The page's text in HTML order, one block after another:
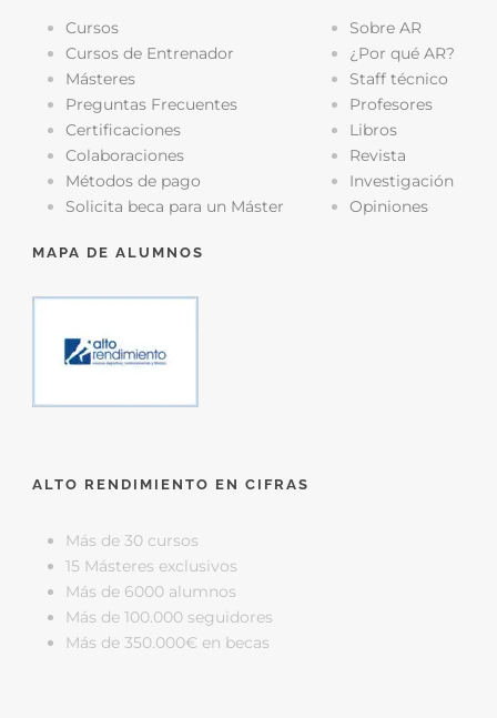
Cursos
Cursos de Entrenador
Másteres
Preguntas Frecuentes
Certificaciones
Colaboraciones
Métodos de pago
Solicita beca para un Máster
Sobre AR
¿Por qué AR?
Staff técnico
Profesores
Libros
Revista
Investigación
Opiniones
MAPA DE ALUMNOS
ALTO RENDIMIENTO EN CIFRAS
Más de 30 cursos
15 Másteres exclusivos
Más de 6000 alumnos
Más de 100.000 seguidores
Más de 350.000€ en becas